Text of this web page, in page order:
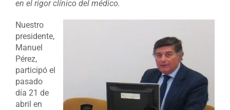
en el rigor clínico del médico.
Nuestro
presidente,
Manuel
Pérez,
participó el
pasado
día 21 de
abril en